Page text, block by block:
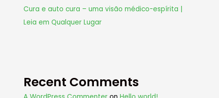
Cura e auto cura – uma visão médico-espírita |
Leia em Qualquer Lugar
Recent Comments